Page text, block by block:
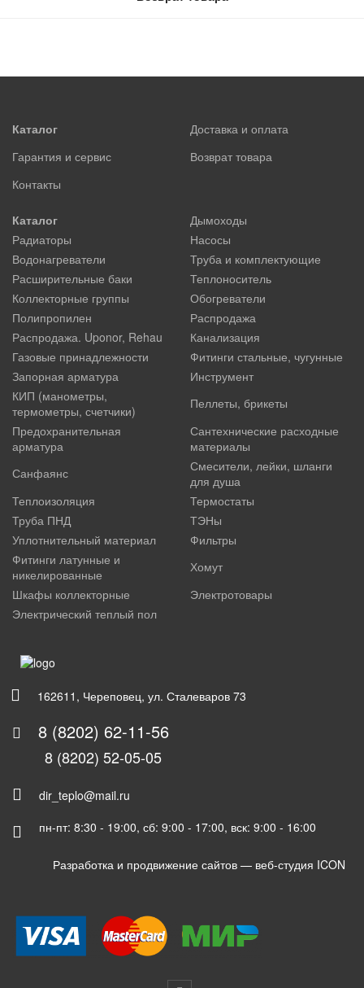
Каталог
Доставка и оплата
Гарантия и сервис
Возврат товара
Контакты
Каталог
Дымоходы
Радиаторы
Насосы
Водонагреватели
Труба и комплектующие
Расширительные баки
Теплоноситель
Коллекторные группы
Обогреватели
Полипропилен
Распродажа
Распродажа. Uponor, Rehau
Канализация
Газовые принадлежности
Фитинги стальные, чугунные
Запорная арматура
Инструмент
КИП (манометры,
термометры, счетчики)
Пеллеты, брикеты
Предохранительная
арматура
Сантехнические расходные
материалы
Санфаянс
Смесители, лейки, шланги
для душа
Теплоизоляция
Термостаты
Труба ПНД
ТЭНы
Уплотнительный материал
Фильтры
Фитинги латунные и
никелированные
Хомут
Шкафы коллекторные
Электротовары
Электрический теплый пол
162611, Череповец, ул. Сталеваров 73
8 (8202) 62-11-56
8 (8202) 52-05-05
dir_teplo@mail.ru
пн-пт: 8:30 - 19:00, сб: 9:00 - 17:00, вск: 9:00 - 16:00
Разработка и продвижение сайтов — веб-студия ICON